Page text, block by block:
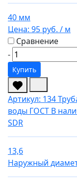
40 мм
Цена: 95 руб. / м
Сравнение
-
Купить
Артикул: 134
воды ГОСТ В
SDR
13,6
Наружный